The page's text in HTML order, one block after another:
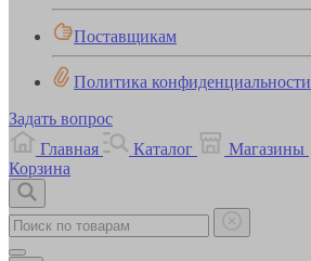
Поставщикам
Политика конфиденциальности
Задать вопрос
Главная
Каталог Магазины
Корзина